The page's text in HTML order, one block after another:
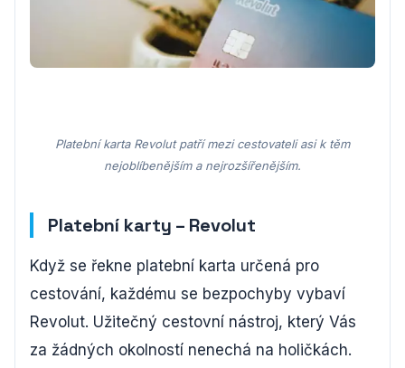
Platební karta Revolut patří mezi cestovateli asi k těm
nejoblíbenějším a nejrozšířenějším.
Platební karty – Revolut
Když se řekne platební karta určená pro
cestování, každému se bezpochyby vybaví
Revolut. Užitečný cestovní nástroj, který Vás
za žádných okolností nenechá na holičkách.